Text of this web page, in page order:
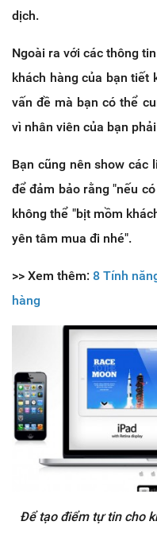
dịch.
Ngoài ra với các thông
khách hàng của bạn tiết
vấn đề mà bạn có thể
vì nhân viên của bạn
Bạn cũng nên show các
để đảm bảo rằng "nếu
không thể "bịt mồm
yên tâm mua đi nhé".
>> Xem thêm: 8 Tính
hàng
Để tạo điểm tự tin cho